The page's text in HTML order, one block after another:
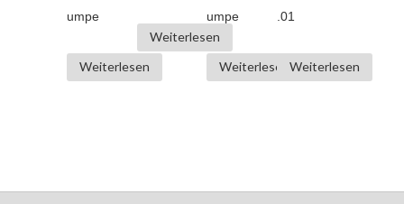
umpe
Weiterlesen
Weiterlesen
umpe
Weiterlesen
.01
Weiterlesen